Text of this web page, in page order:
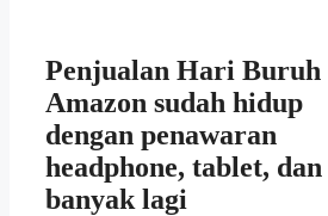
Penjualan Hari Buruh
Amazon sudah hidup
dengan penawaran
headphone, tablet, dan
banyak lagi